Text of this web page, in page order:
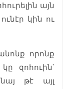
այն
կին ու
որոնք
զոհուին՝
թէ այլ